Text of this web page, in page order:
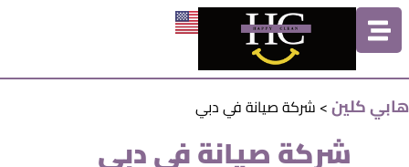
هابي كلين> شركة صيانة في دبي
شركة صيانة في دبي